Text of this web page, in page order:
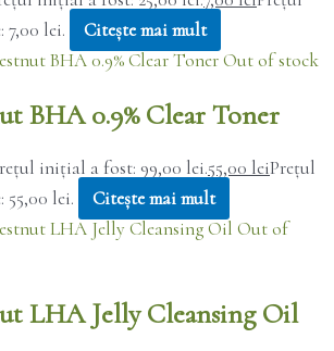
7,00 lei.
Citește mai mult
Out of stock
BHA 0.9% Clear Toner
inițial a fost: 99,00 lei.55,00 leiPrețul
55,00 lei.
Citește mai mult
Out of
LHA Jelly Cleansing Oil